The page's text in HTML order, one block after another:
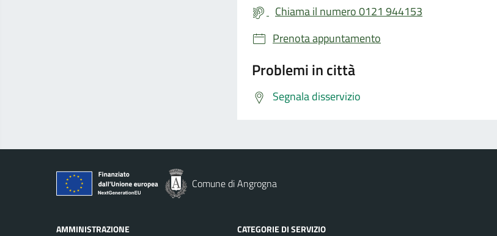
Chiama il numero 0121 944153
Prenota appuntamento
Problemi in città
Segnala disservizio
Comune di Angrogna
AMMINISTRAZIONE CATEGORIE DI SERVIZIO